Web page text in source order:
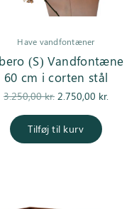
Have vandfontæner
(S) Vandfontæne
60 cm i corten stål
3.250,00kr.
Den
pris var:
3.250,00 kr..
2.750,00 kr.
Tilføj til kurv